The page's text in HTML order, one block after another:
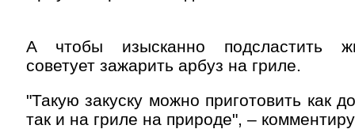
А чтобы изысканно подсластить
советует зажарить арбуз на гриле.
"Такую закуску можно приготовить как
так и на гриле на природе", –